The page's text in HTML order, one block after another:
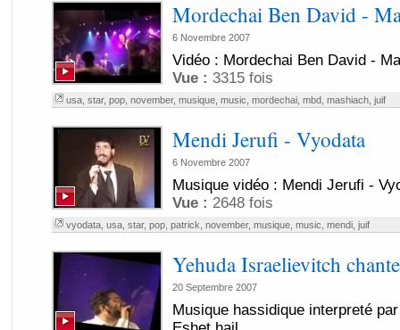
Mordechai Ben David -
6 Novembre 2007
Vidéo : Mordechai Ben David -
Vue : 3315 fois
usa, star, pop, november, musique, music mordechai, mbd, mashiach, juif
Mendi Jerufi - Vyodata
6 Novembre 2007
Musique vidéo : Mendi Jerufi -
Vue : 2648 fois
vyodata, usa, star, pop, patrick november, musique, music mendi, juif
Yehuda Israelievitch
20 Septembre 2007
Musique hassidique interpreté